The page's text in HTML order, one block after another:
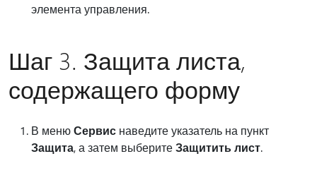
элемента управления.
Шаг 3. Защита листа,
содержащего форму
В менюСервис наведите указатель на пункт
Защита, а затем выберитеЗащитить лист.